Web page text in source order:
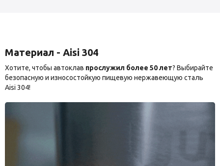
Материал - Aisi 304
Хотите, чтобы автоклав прослужил более 50 лет? Выбирайте
безопасную и износостойкую пищевую нержавеющую сталь
Aisi 304!